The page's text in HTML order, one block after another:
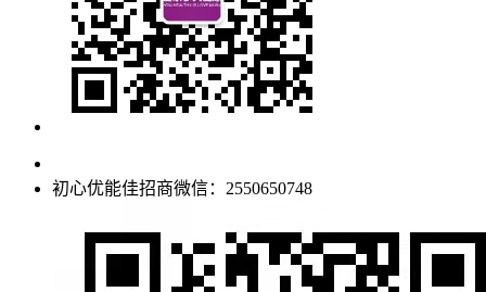
初心优能佳招商微信：2550650748